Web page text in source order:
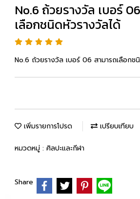
No.6 ถ้วยรางวัล เบอร์
เลือกชนิดหัวรางวัลได้
No.6 ถ้วยรางวัล เบอร์ 06 สามารถเลือกช
เพิ่มรายการโปรด เปรียบเทียบ
หมวดหมู่ : ศิลปะและกีฬา
Share